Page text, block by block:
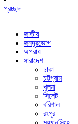
প্রচ্ছদ
জাতীয়
জনদূরভোগ
অপরাধ
সারাদেশ
ঢাকা
চট্টগ্রাম
খুলনা
সিলেট
বরিশাল
রংপুর
ময়মানসিংহ